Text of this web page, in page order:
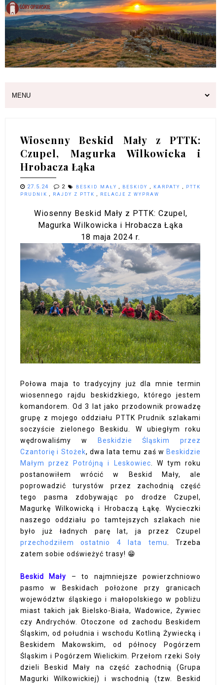
Wiosenny Beskid Mały z PTTK:
Czupel, Magurka Wilkowicka i
Hrobacza Łąka
27.5.24 2 BESKID MAŁY BESKIDY KARPATY
PTTK
PRUDNIK
RAJDY Z PTTK RELACJE Z WYPRAW
Wiosenny Beskid Mały z PTTK: Czupel,
Magurka Wilkowicka i Hrobacza Łąka
18 maja 2024 r.
Połowa maja to tradycyjny już dla mnie termin
wiosennego rajdu beskidzkiego, którego jestem
komandorem. Od 3 lat jako przodownik prowadzę
grupę z mojego oddziału PTTK Prudnik szlakami
soczyście zielonego Beskidu. W ubiegłym roku
wędrowaliśmy w
Beskidzie Śląskim przez
Czantorię i Stożek, dwa lata temu zaś w Beskidzie
Małym przez Potrójną i Leskowiec . W tym roku
postanowiłem wrócić w Beskid Mały, ale
poprowadzić turystów przez zachodnią część
tego pasma zdobywając po drodze Czupel,
Magurkę Wilkowicką i Hrobaczą Łąkę. Wycieczki
naszego oddziału po tamtejszych szlakach nie
było już ładnych parę lat, ja przez Czupel
przechodziłem ostatnio 4 lata temu
. Trzeba
zatem sobie odświeżyć trasy! 😁
Beskid Mały – to najmniejsze powierzchniowo
pasmo w Beskidach położone przy granicach
województw śląskiego i małopolskiego w pobliżu
miast takich jak Bielsko-Biała, Wadowice, Żywiec
czy Andrychów. Otoczone od zachodu Beskidem
Śląskim, od południa i wschodu Kotliną Żywiecką i
Beskidem Makowskim, od północy Pogórzem
Śląskim i Pogórzem Wielickim. Przełom rzeki Soły
dzieli Beskid Mały na część zachodnią (Grupa
Magurki Wilkowickiej) i wschodnią (tzw. Beskid